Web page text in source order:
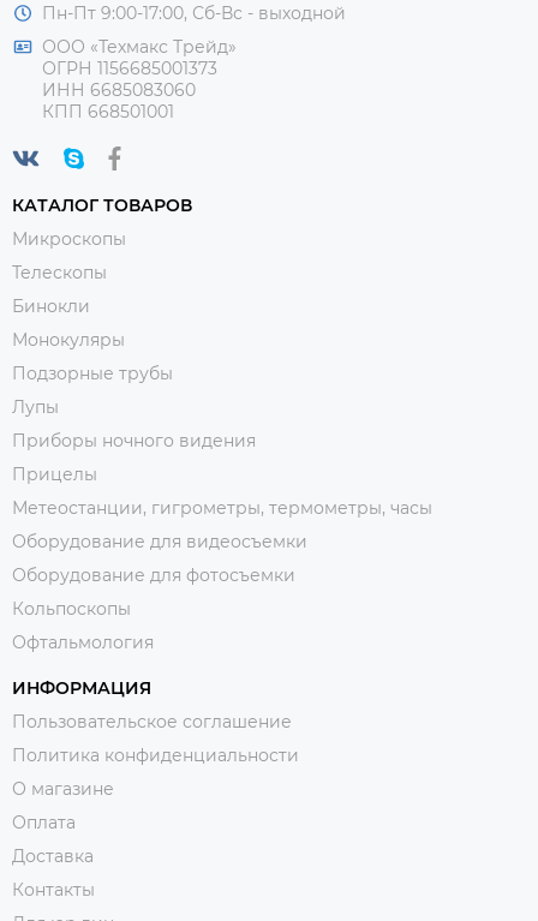
Пн-Пт 9:00-17:00, Сб-Вс - выходной
ООО «Техмакс Трейд»
ОГРН 1156685001373
ИНН 6685083060
КПП 668501001
КАТАЛОГ ТОВАРОВ
Микроскопы
Телескопы
Бинокли
Монокуляры
Подзорные трубы
Лупы
Приборы ночного видения
Прицелы
Метеостанции, гигрометры, термометры, часы
Оборудование для видеосъемки
Оборудование для фотосъемки
Кольпоскопы
Офтальмология
ИНФОРМАЦИЯ
Пользовательское соглашение
Политика конфиденциальности
О магазине
Оплата
Доставка
Контакты